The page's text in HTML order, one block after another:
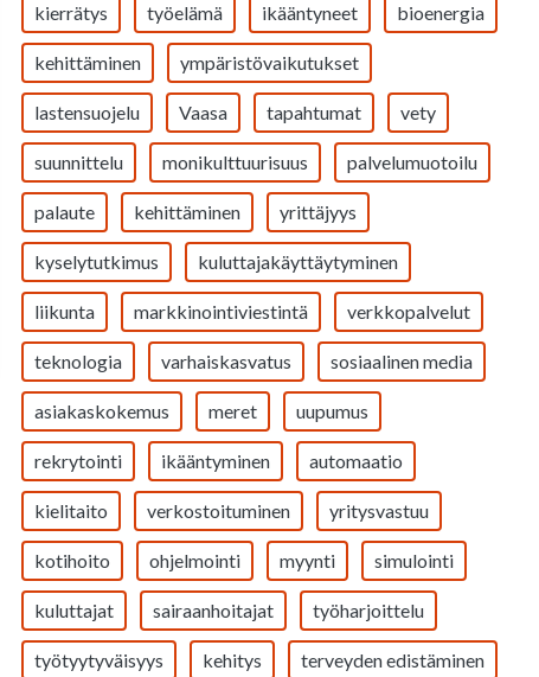
kierrätys työelämä ikääntyneet bioenergia
kehittäminen ympäristövaikutukset
lastensuojelu Vaasa tapahtumat vety
suunnittelu monikulttuurisuus palvelumuotoilu
palaute kehittäminen yrittäjyys
kyselytutkimus kuluttajakäyttäytyminen
liikunta markkinointiviestintä verkkopalvelut
teknologia varhaiskasvatus sosiaalinen media
asiakaskokemus meret uupumus
rekrytointi ikääntyminen automaatio
kielitaito verkostoituminen yritysvastuu
kotihoito ohjelmointi myynti simulointi
kuluttajat sairaanhoitajat työharjoittelu
työtyytyväisyys kehitys terveyden edistäminen